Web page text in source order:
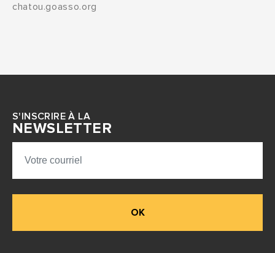
chatou.goasso.org
S'INSCRIRE À LA
NEWSLETTER
OK